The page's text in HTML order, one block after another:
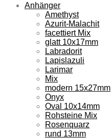
Anhänger
Amethyst
Azurit-Malachit
facettiert Mix
glatt 10x17mm
Labradorit
Lapislazuli
Larimar
Mix
modern 15x27mm
Onyx
Oval 10x14mm
Rohsteine Mix
Rosenquarz
rund 13mm